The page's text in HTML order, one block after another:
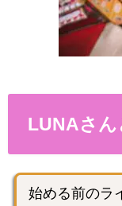
LUNAさん
始める前のラ